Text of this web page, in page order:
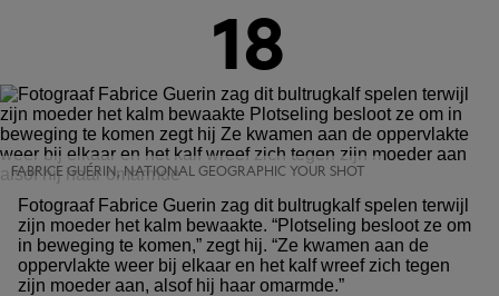
18
FABRICE GUÉRIN, NATIONAL GEOGRAPHIC YOUR SHOT
Fotograaf Fabrice Guerin zag dit bultrugkalf spelen terwijl
zijn moeder het kalm bewaakte. “Plotseling besloot ze om
in beweging te komen,” zegt hij. “Ze kwamen aan de
oppervlakte weer bij elkaar en het kalf wreef zich tegen
zijn moeder aan, alsof hij haar omarmde.”